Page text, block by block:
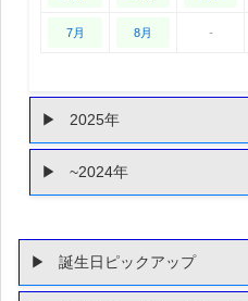
7月 8月 -
2025年
~2024年
誕生日ピックアップ